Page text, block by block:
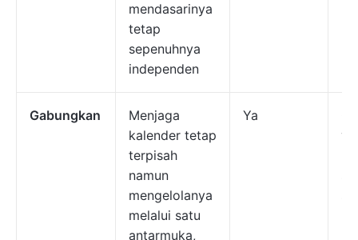
mendasarinya
tetap
sepenuhnya
independen
Gabungkan
Menjaga
kalender tetap
terpisah
namun
mengelolanya
melalui satu
antarmuka,
Ya